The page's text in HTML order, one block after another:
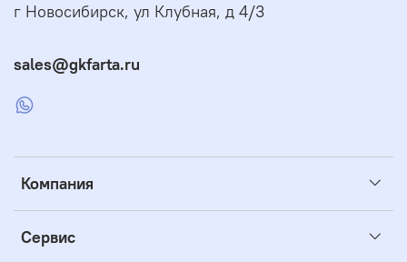
Компания
Сервис
г Новосибирск, ул Клубная, д 4/3
sales@gkfarta.ru